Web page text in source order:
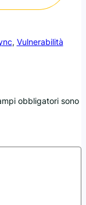
, Vulnerabilità
obbligatori sono